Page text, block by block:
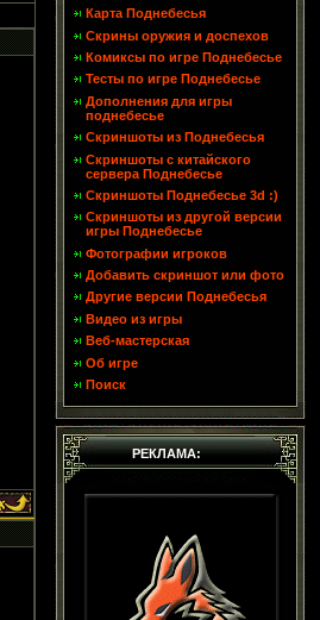
Карта Поднебесья
Скрины оружия и доспехов
Комиксы по игре Поднебесье
Тесты по игре Поднебесье
Дополнения для игры
поднебесье
Скриншоты из Поднебесья
Скриншоты с китайского
сервера Поднебесье
Скриншоты Поднебесье 3d :)
Скриншоты из другой версии
игры Поднебесье
Фотографии игроков
Добавить скриншот или фото
Другие версии Поднебесья
Видео из игры
Веб-мастерская
Об игре
Поиск
РЕКЛАМА: